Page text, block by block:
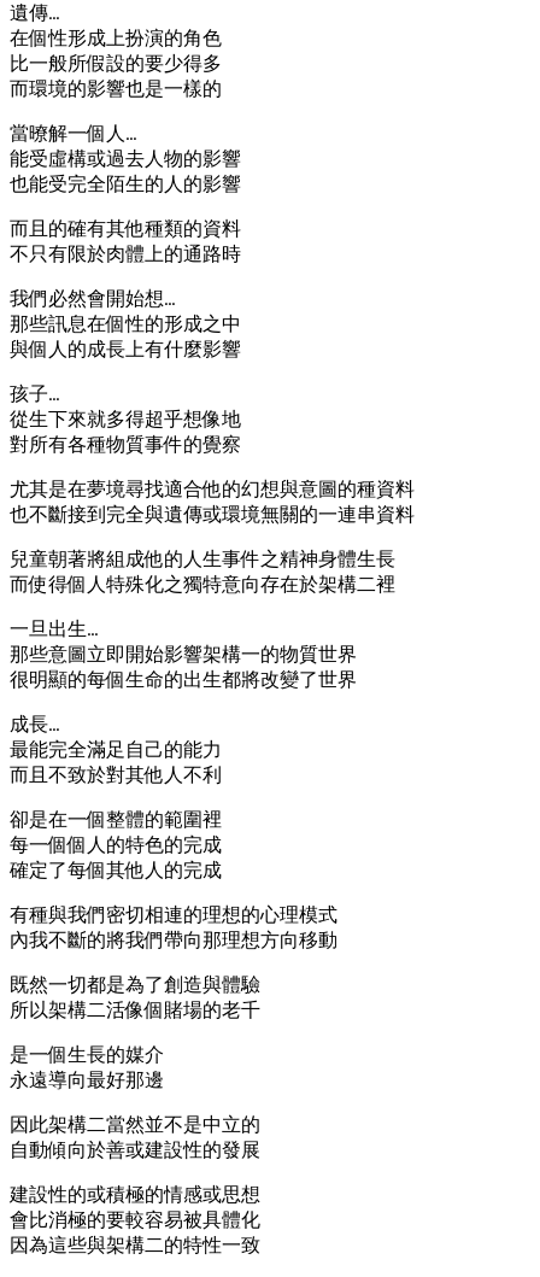
遺傳…
在個性形成上扮演的角色
比一般所假設的要少得多
而環境的影響也是一樣的
當暸解一個人…
能受虛構或過去人物的影響
也能受完全陌生的人的影響
而且的確有其他種類的資料
不只有限於肉體上的通路時
我們必然會開始想…
那些訊息在個性的形成之中
與個人的成長上有什麼影響
孩子…
從生下來就多得超乎想像地
對所有各種物質事件的覺察
尤其是在夢境尋找適合他的幻想與意圖的種資料
也不斷接到完全與遺傳或環境無關的一連串資料
兒童朝著將組成他的人生事件之精神身體生長
而使得個人特殊化之獨特意向存在於架構二裡
一旦出生…
那些意圖立即開始影響架構一的物質世界
很明顯的每個生命的出生都將改變了世界
成長…
最能完全滿足自己的能力
而且不致於對其他人不利
卻是在一個整體的範圍裡
每一個個人的特色的完成
確定了每個其他人的完成
有種與我們密切相連的理想的心理模式
內我不斷的將我們帶向那理想方向移動
既然一切都是為了創造與體驗
所以架構二活像個賭場的老千
是一個生長的媒介
永遠導向最好那邊
因此架構二當然並不是中立的
自動傾向於善或建設性的發展
建設性的或積極的情感或思想
會比消極的要較容易被具體化
因為這些與架構二的特性一致